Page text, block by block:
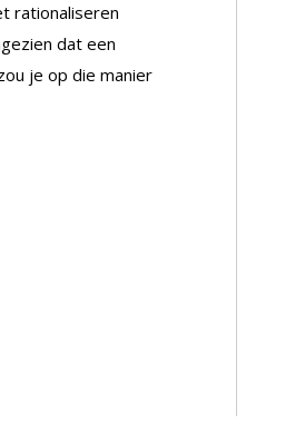
rationaliseren
dat een
je op die manier